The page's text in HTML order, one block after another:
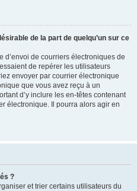
de la part de quelqu’un sur ce
d’envoi de courriers électroniques de
de repérer les utilisateurs
envoyer par courrier électronique
que vous avez reçu à un
d’y inclure les en-têtes contenant
électronique. Il pourra alors agir en
?
et trier certains utilisateurs du